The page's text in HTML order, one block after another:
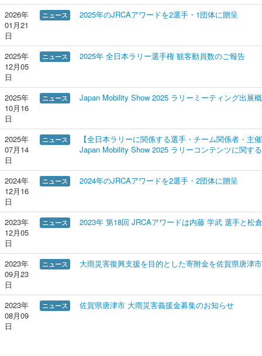
2026年
01月21
日
ニュース 2025年のJRCAアワードを2選手・1団体に贈呈
2025年
12月05
日
ニュース 2025年 全日本ラリー選手権 観客動員数のご報告
2025年
10月16
日
ニュース Japan Mobility Show 2025 ラリーミーティング出展
2025年
07月14
日
ニュース
【全日本ラリーに関係する選手・チーム関係者・主
Japan Mobility Show 2025 ラリーコンテンツに関す
2024年
12月16
日
ニュース 2024年のJRCAアワードを2選手・2団体に贈呈
2023年
12月05
日
ニュース 2023年 第18回 JRCAアワードは内藤 学武 選手と松
2023年
09月23
日
ニュース 大雨災害復興支援を目的とした寄附金を佐賀県唐津
2023年
08月09
日
ニュース 佐賀県唐津市 大雨災害義援金募集のお知らせ